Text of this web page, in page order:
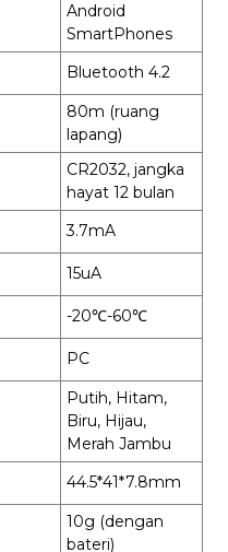
Android
SmartPhones
Bluetooth 4.2
80m (ruang
lapang)
CR2032, jangka
hayat 12 bulan
3.7mA
15uA
-20℃-60℃
PC
Putih, Hitam,
Biru, Hijau,
Merah Jambu
44.5*41*7.8mm
10g (dengan
bateri)